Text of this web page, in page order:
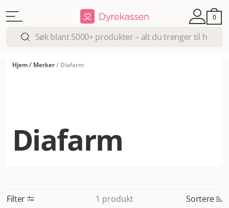
0
Hjem/ Merker/ Diafarm
Diafarm
Filter 1 produkt Sortere